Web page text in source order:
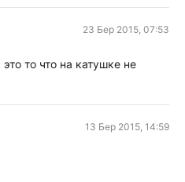
23 Бер 2015, 07:53
то что на катушке не
13 Бер 2015, 14:59